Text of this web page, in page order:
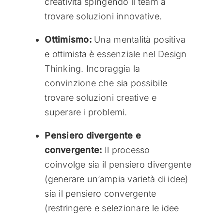
trovare soluzioni innovative.
Ottimismo: Una mentalità positiva
e ottimista è essenziale nel Design
Thinking. Incoraggia la
convinzione che sia possibile
trovare soluzioni creative e
superare i problemi.
Pensiero divergente e
convergente: Il processo
coinvolge sia il pensiero divergente
(generare un’ampia varietà di idee)
sia il pensiero convergente
(restringere e selezionare le idee